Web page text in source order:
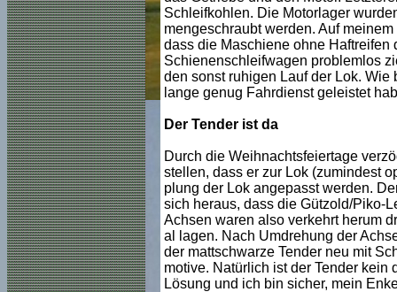
Schleifkohlen. Die Motorlager
mengeschraubt werden. Auf
dass die Maschiene ohne
Schienenschleifwagen problemlos
den sonst ruhigen Lauf der Lok.
lange genug Fahrdienst geleistet
Der Tender ist da
Durch die Weihnachtsfeiertage
stellen, dass er zur Lok (zumindest
plung der Lok angepasst werden.
sich heraus, dass die Gützold/Piko-
Achsen waren also verkehrt herum
al lagen. Nach Umdrehung der
der mattschwarze Tender neu mit
motive. Natürlich ist der Tender kein
Lösung und ich bin sicher, mein